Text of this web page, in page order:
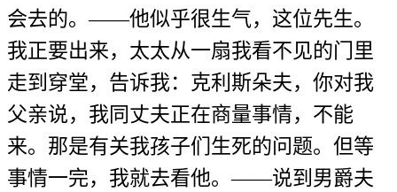
会去的。——他似乎很生气，这位先生。
我正要出来，太太从一扇我看不见的门里
走到穿堂，告诉我：克利斯朵夫，你对我
父亲说，我同丈夫正在商量事情，不能
来。那是有关我孩子们生死的问题。但等
事情一完，我就去看他。——说到男爵夫